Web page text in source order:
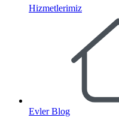
Hizmetlerimiz
Evler Blog